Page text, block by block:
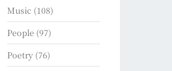
Music (108)
People (97)
Poetry(76)